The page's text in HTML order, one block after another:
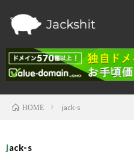
HOME jack-s
jack-s